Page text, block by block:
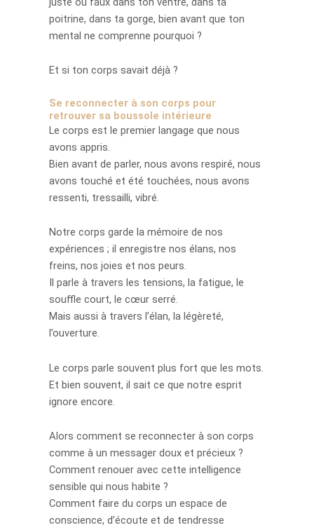
poitrine, dans ta gorge, bien avant que ton
mental ne comprenne pourquoi ?
Et si ton corps savait déjà ?
Se reconnecter à son corps pour
retrouver sa boussole intérieure
Le corps est le premier langage que nous
avons appris.
Bien avant de parler, nous avons respiré, nous
avons touché et été touchées, nous avons
ressenti, tressailli, vibré.
Notre corps garde la mémoire de nos
expériences ; il enregistre nos élans, nos
freins, nos joies et nos peurs.
Il parle à travers les tensions, la fatigue, le
souffle court, le cœur serré.
Mais aussi à travers l’élan, la légèreté,
l’ouverture.
Le corps parle souvent plus fort que les mots.
Et bien souvent, il sait ce que notre esprit
ignore encore.
Alors comment se reconnecter à son corps
comme à un messager doux et précieux ?
Comment renouer avec cette intelligence
sensible qui nous habite ?
Comment faire du corps un espace de
conscience, d’écoute et de tendresse